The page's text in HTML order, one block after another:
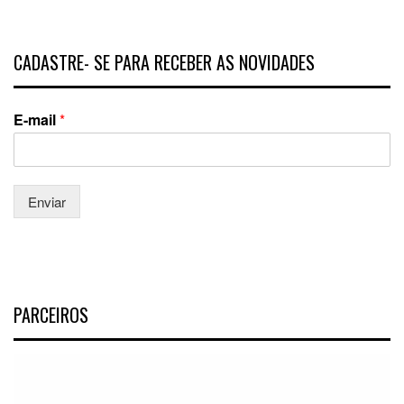
CADASTRE- SE PARA RECEBER AS NOVIDADES
E-mail*
Enviar
PARCEIROS